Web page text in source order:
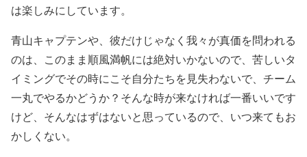
は楽しみにしています。
青山キャプテンや、彼だけじゃなく我々が真価を問われる
のは、このまま順風満帆には絶対いかないので、苦しいタ
イミングでその時にこそ自分たちを見失わないで、チーム
一丸でやるかどうか？そんな時が来なければ一番いいです
けど、そんなはずはないと思っているので、いつ来てもお
かしくない。